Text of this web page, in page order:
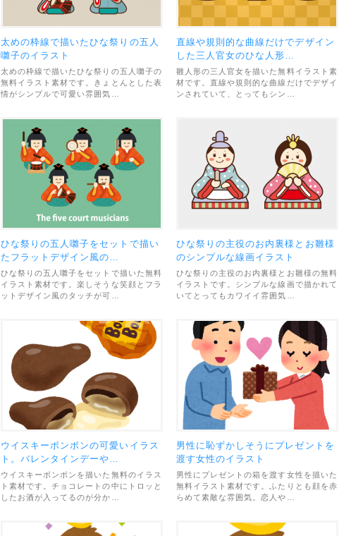
太めの枠線で描いたひな祭りの五人
囃子のイラスト
太めの枠線で描いたひな祭りの五人囃子の
無料イラスト素材です。きょとんとした表
情がシンプルで可愛い雰囲気…
直線や規則的な曲線だけでデザイン
した三人官女のひな人形…
雛人形の三人官女を描いた無料イラスト素
材です。直線や規則的な曲線だけでデザイ
ンされていて、とってもシン…
ひな祭りの五人囃子をセットで描い
たフラットデザイン風の…
ひな祭りの五人囃子をセットで描いた無料
イラスト素材です。楽しそうな笑顔とフラ
ットデザイン風のタッチが可…
ひな祭りの主役のお内裏様とお雛様
のシンプルな線画イラスト
ひな祭りの主役のお内裏様とお雛様の無料
イラストです。シンプルな線画で描かれて
いてとってもカワイイ雰囲気…
ウイスキーボンボンの可愛いイラス
ト。バレンタインデーや…
ウイスキーボンボンを描いた無料のイラス
ト素材です。チョコレートの中にトロッと
したお酒が入ってるのが分か…
男性に恥ずかしそうにプレゼントを
渡す女性のイラスト
男性にプレゼントの箱を渡す女性を描いた
無料イラスト素材です。ふたりとも顔を赤
らめて素敵な雰囲気。恋人や…